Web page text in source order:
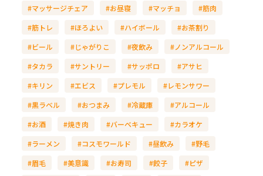
#マッサージチェア
#お昼寝 #マッチョ
#筋肉
#筋トレ
#ほろよい #ハイボール
#お茶割り
#ビール
#じゃがりこ #夜飲み
#ノンアルコール
#タカラ
#サントリー #サッポロ
#アサヒ
#キリン
#エビス #プレモル
#レモンサワー
#黒ラベル
#おつまみ #冷蔵庫
#アルコール
#お酒
#焼き肉 #バーベキュー
#カラオケ
#ラーメン
#コスモワールド #昼飲み
#野毛
#眉毛
#美意識 #お寿司 #餃子
#ピザ